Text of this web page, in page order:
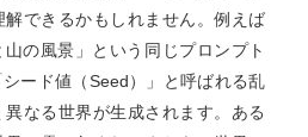
解できるかもしれません。例えば
の風景」という同じプロンプト
シード値（Seed）」と呼ばれる乱
なる世界が生成されます。ある